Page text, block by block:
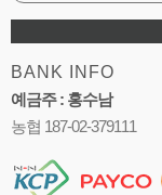
BANK INFO
예금주 : 홍수남
농협 187-02-379111